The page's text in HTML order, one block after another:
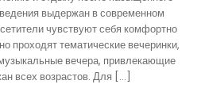
выдержан в современном
чувствуют себя комфортно
проходят тематические вечеринки,
вечера, привлекающие
всех возрастов. Для […]